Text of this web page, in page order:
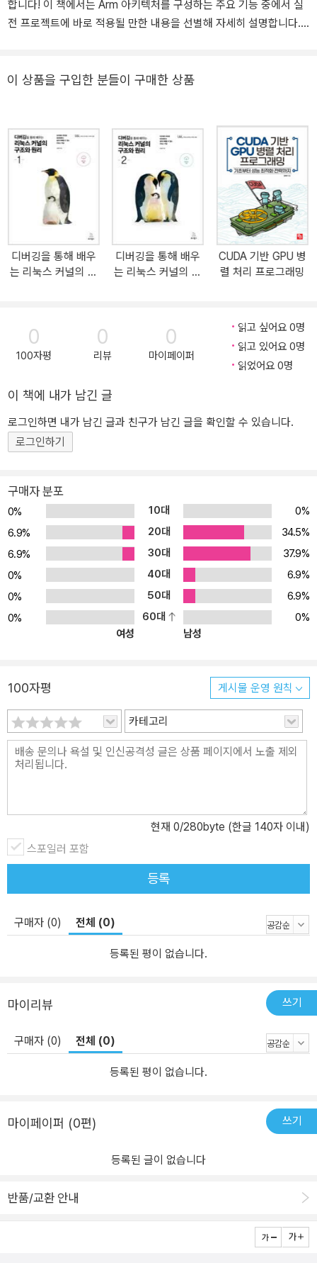
합니다! 이 책에서는 Arm 아키텍처를 구성하는 주요 기능 중에서 실
전 프로젝트에 바로 적용될 만한 내용을 선별해 자세히 설명합니다.
으로 활용되는지 상세하게 다룹니다. 각 장에서 설명하는 내용은 시
기본인 어셈블리 명령어, 레지스터, AAPCS ◎ Armv8-A에서 정의
된 익셉션 레벨, Armv7-A의 동작 모드 ◎ 익셉션의 동작 원리 및 익
셉션 핸들러 코드 분석을 통한 원리 설명 ◎ 하이퍼바이저의 근간인
가상화와 시큐리티 기술의 핵심인 트러스트존 ◎ 메모리 아키텍처와
캐시, 메모리 모델과 배리어의 동작 원리
이 상품을 구입한 분들이 구매한 상품
디버깅을 통해 배우
는 리눅스 커널의 구
디버깅을 통해 배우
는 리눅스 커널의 구
CUDA 기반 GPU 병
렬 처리 프로그래밍
0
100자평
0
리뷰
0
마이페이퍼
읽고 싶어요 0명
읽고 있어요 0명
읽었어요 0명
이 책에 내가 남긴 글
로그인하면 내가 남긴 글과 친구가 남긴 글을 확인할 수 있습니다.
로그인하기
구매자 분포
0% 10대
0%
6.9%
20대
34.5%
6.9%
30대
37.9%
0%
40대
6.9%
0%
50대
6.9%
0%
60대
0%
여성
남성
100자평 게시물 운영 원칙
카테고리
현재 0/280byte (한글 140자 이내)
스포일러 포함
등록
구매자 (0) 전체 (0)
등록된 평이 없습니다.
마이리뷰 쓰기
구매자 (0) 전체 (0)
등록된 평이 없습니다.
마이페이퍼 (0편) 쓰기
등록된 글이 없습니다
반품/교환 안내